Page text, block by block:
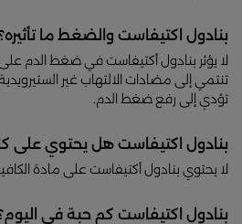
بنادول اكتيفاست والضغط ما
لا يؤثر بنادول أكتيفاست في ضغط الدم
تنتمي إلى مضادات الالتهاب غير
تؤدي إلى رفع ضغط الدم.
بنادول اكتيفاست هل يحتوي على
لا يحتوي بنادول أكتيفاست على مادة
بنادول اكتيفاست كم حبة فى